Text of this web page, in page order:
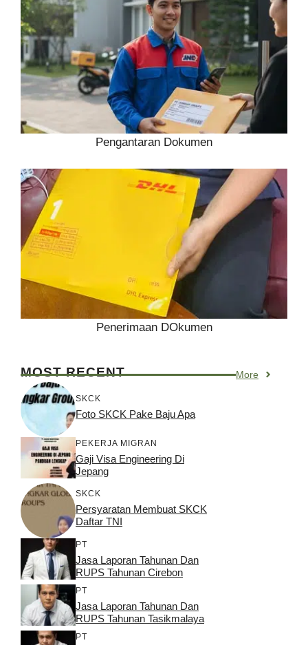
Pengantaran Dokumen
Penerimaan DOkumen
MOST RECENT More
SKCK
Foto SKCK Pake Baju Apa
PEKERJA MIGRAN
Gaji Visa Engineering Di
Jepang
SKCK
Persyaratan Membuat SKCK
Daftar TNI
PT
Jasa Laporan Tahunan Dan
RUPS Tahunan Cirebon
PT
Jasa Laporan Tahunan Dan
RUPS Tahunan Tasikmalaya
PT